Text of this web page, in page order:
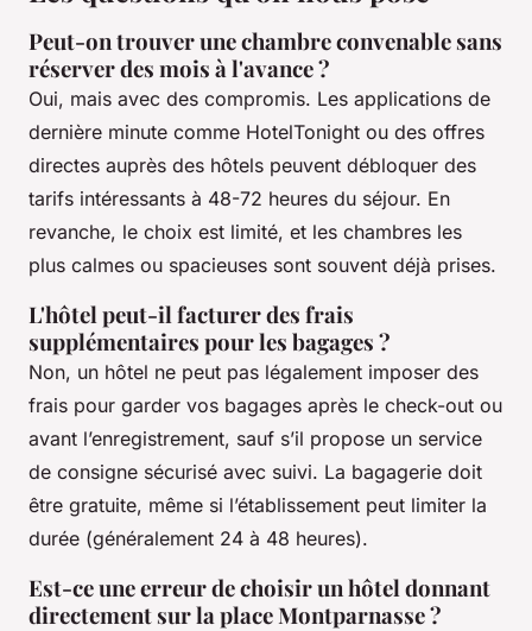
Peut-on trouver une chambre convenable sans
réserver des mois à l'avance ?
Oui, mais avec des compromis. Les applications de
dernière minute comme HotelTonight ou des offres
directes auprès des hôtels peuvent débloquer des
tarifs intéressants à 48-72 heures du séjour. En
revanche, le choix est limité, et les chambres les
plus calmes ou spacieuses sont souvent déjà prises.
L'hôtel peut-il facturer des frais
supplémentaires pour les bagages ?
Non, un hôtel ne peut pas légalement imposer des
frais pour garder vos bagages après le check-out ou
avant l’enregistrement, sauf s’il propose un service
de consigne sécurisé avec suivi. La bagagerie doit
être gratuite, même si l’établissement peut limiter la
durée (généralement 24 à 48 heures).
Est-ce une erreur de choisir un hôtel donnant
directement sur la place Montparnasse ?